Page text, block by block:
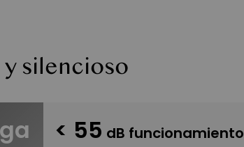
silencioso
< 55 dB funcionamiento